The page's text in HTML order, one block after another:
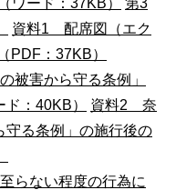
資料1 配席図（エク
：37KB）
被害から守る条例」
：40KB）
資料2 奈
守る条例」の施行後の
らない程度の行為に